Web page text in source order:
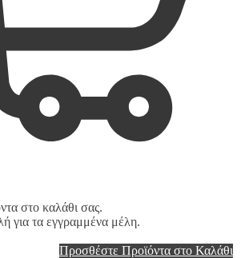
στο καλάθι σας.
για τα εγγραμμένα μέλη.
Προσθέστε Προϊόντα στο Καλάθι